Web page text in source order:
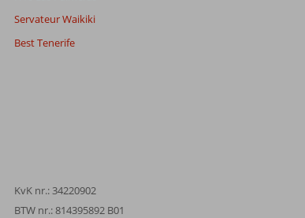
Servateur Waikiki
Best Tenerife
KvK nr.: 34220902
BTW nr.: 814395892 B01